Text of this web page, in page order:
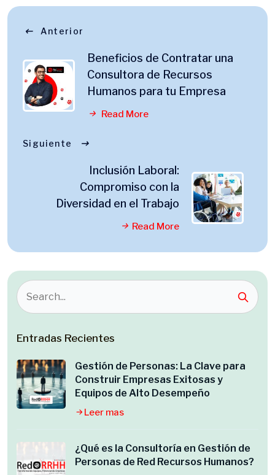
Anterior
Beneficios de Contratar una
Consultora de Recursos
Humanos para tu Empresa
Read More
Siguiente
Inclusión Laboral:
Compromiso con la
Diversidad en el Trabajo
Read More
Entradas Recientes
Gestión de Personas: La Clave para
Construir Empresas Exitosas y
Equipos de Alto Desempeño
Leer mas
¿Qué es la Consultoría en Gestión de
Personas de Red Recursos Humanos?